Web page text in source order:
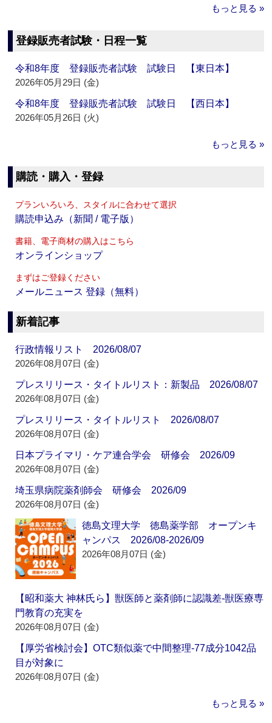
もっと見る »
登録販売者試験・日程一覧
令和8年度 登録販売者試験 試験日 【東日本】
2026年05月29日 (金)
令和8年度 登録販売者試験 試験日 【西日本】
2026年05月26日 (火)
もっと見る »
購読・購入・登録
プランいろいろ、スタイルに合わせて選択
購読申込み（新聞 / 電子版）
書籍、電子商材の購入はこちら
オンラインショップ
まずはご登録ください
メールニュース 登録（無料）
新着記事
行政情報リスト 2026/08/07
2026年08月07日 (金)
プレスリリース・タイトルリスト：新製品 2026/08/07
2026年08月07日 (金)
プレスリリース・タイトルリスト 2026/08/07
2026年08月07日 (金)
日本プライマリ・ケア連合学会 研修会 2026/09
2026年08月07日 (金)
埼玉県病院薬剤師会 研修会 2026/09
2026年08月07日 (金)
徳島文理大学 徳島薬学部 オープンキ
ャンパス 2026/08-2026/09
2026年08月07日 (金)
【昭和薬大 神林氏ら】獣医師と薬剤師に認識差‐獣医療専
門教育の充実を
2026年08月07日 (金)
【厚労省検討会】OTC類似薬で中間整理‐77成分1042品
目が対象に
2026年08月07日 (金)
もっと見る »